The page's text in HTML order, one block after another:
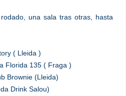
una sala tras otras, hasta
( Lleida )
Florida 135 ( Fraga )
Brownie (Lleida)
Drink Salou)